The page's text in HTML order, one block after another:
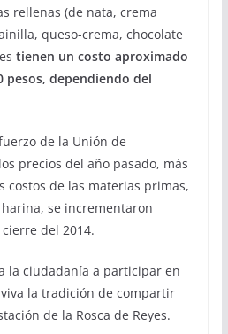
rellenas (de nata, crema
queso-crema, chocolate
tienen un costo aproximado
pesos, dependiendo del
de la Unión de
precios del año pasado, más
costos de las materias primas,
se incrementaron
del 2014.
la ciudadanía a participar en
la tradición de compartir
de la Rosca de Reyes.